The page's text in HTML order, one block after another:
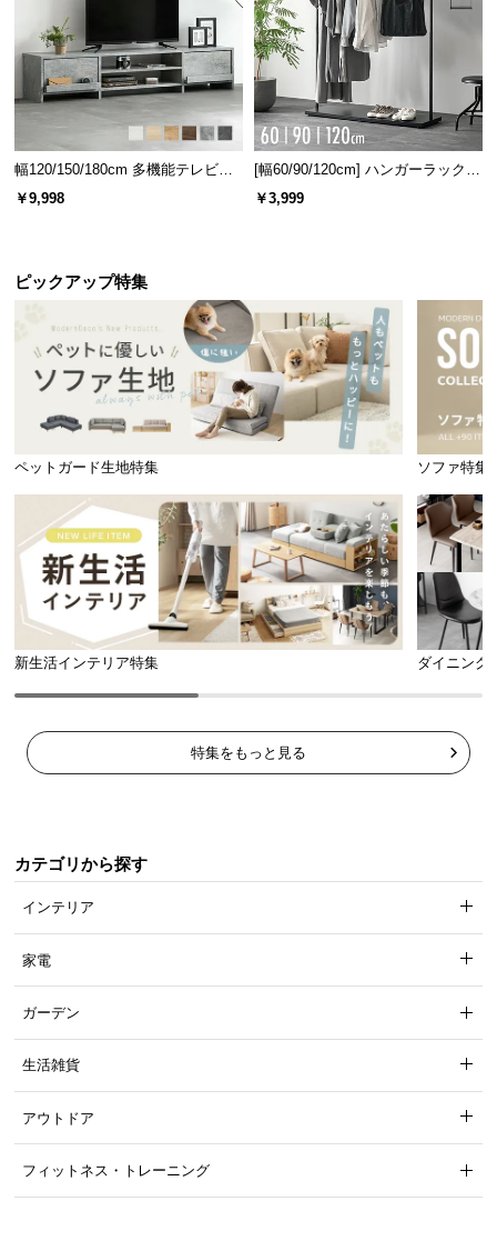
幅120/150/180cm 多機能テレビボ
ード 木目/石目調 オープン収納・
引き出し収納付き
￥9,998
[幅60/90/120cm] ハンガーラック
スチール 4段階高さ調節 サイドフ
ック オープンラック シンプル
￥3,999
ピックアップ特集
ペットガード生地特集 ソファ特集
新生活インテリア特集 ダイニング
特集をもっと見る
カテゴリから探す
インテリア
家電
ガーデン
生活雑貨
アウトドア
フィットネス・トレーニング